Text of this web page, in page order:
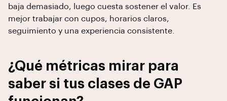
baja demasiado, luego cuesta sostener el valor. Es
mejor trabajar con cupos, horarios claros,
seguimiento y una experiencia consistente.
¿Qué métricas mirar para
saber si tus clases de GAP